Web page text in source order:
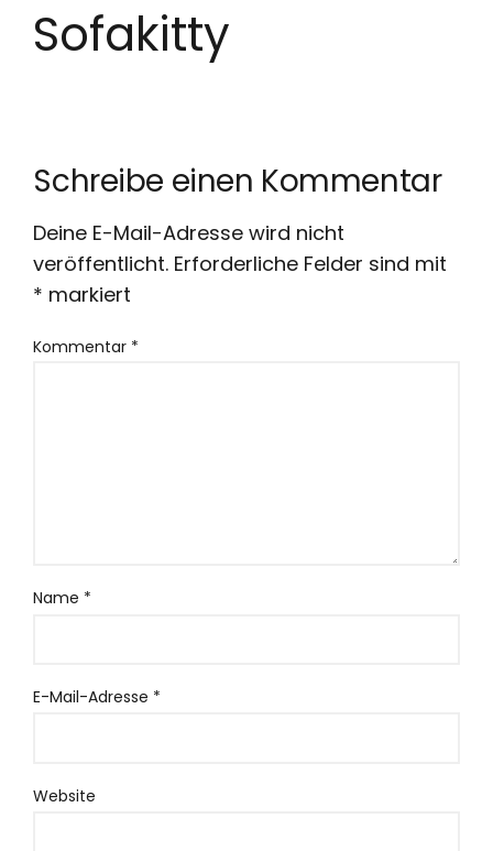
Sofakitty
Schreibe einen Kommentar
Deine E-Mail-Adresse wird nicht
veröffentlicht. Erforderliche Felder sind mit
* markiert
Kommentar *
Name *
E-Mail-Adresse *
Website